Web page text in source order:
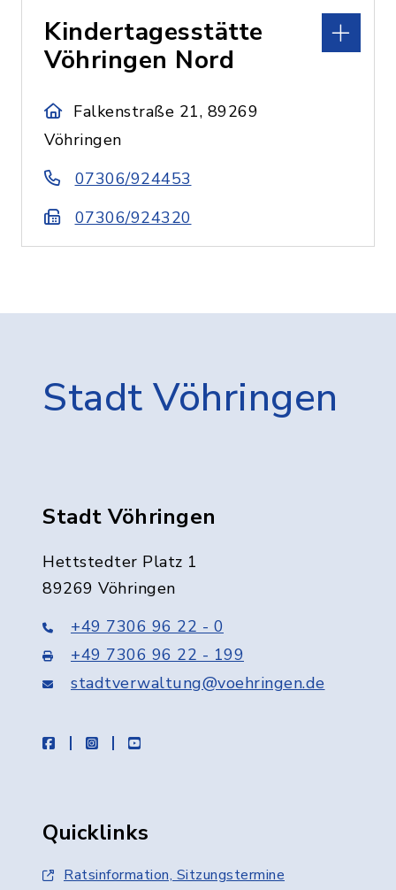
Kindertagesstätte
Vöhringen Nord
Falkenstraße 21, 89269
Vöhringen
07306/924453
07306/924320
Stadt Vöhringen
Stadt Vöhringen
Hettstedter Platz 1
89269 Vöhringen
+49 7306 96 22 - 0
+49 7306 96 22 - 199
stadtverwaltung@voehringen.de
facebookinstagramyoutube
Quicklinks
Ratsinformation, Sitzungstermine